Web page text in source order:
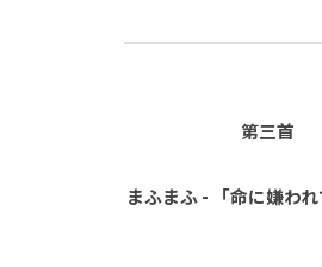
第三首
まふまふ - 「命に嫌われ